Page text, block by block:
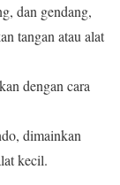
dan gendang,
tangan atau alat
dengan cara
dimainkan
kecil.